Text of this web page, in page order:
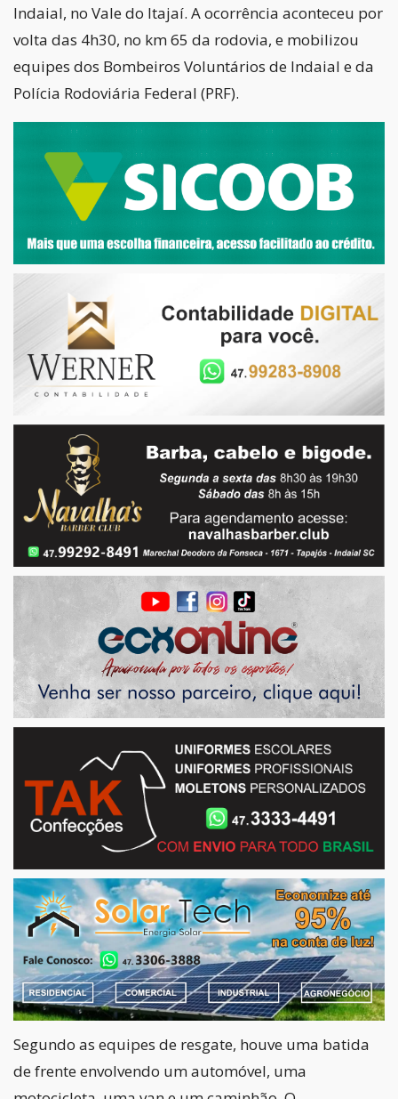
Indaial, no Vale do Itajaí. A ocorrência aconteceu por
volta das 4h30, no km 65 da rodovia, e mobilizou
equipes dos Bombeiros Voluntários de Indaial e da
Polícia Rodoviária Federal (PRF).
Segundo as equipes de resgate, houve uma batida
de frente envolvendo um automóvel, uma